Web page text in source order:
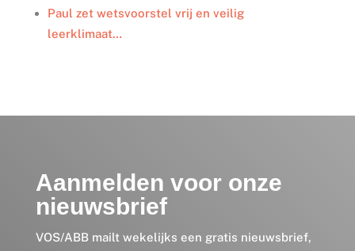
Paul zet wetsvoorstel vrij en veilig
leerklimaat…
Aanmelden voor onze
nieuwsbrief
VOS/ABB mailt wekelijks een gratis nieuwsbrief,